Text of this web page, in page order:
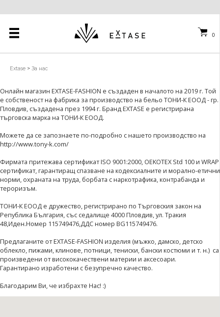
0
Extase >За нас
Онлайн магазин EXTASE-FASHION е създаден в началото на 2019 г. Той
е собственост на фабрика за производство на бельо ТОНИ-К ЕООД - гр.
Пловдив, създадена през 1994 г. Бранд EXTASE е регистрирана
търговска марка на ТОНИ-К ЕООД.
Можете да се запознаете по-подробно с нашето производство на
http://www.tony-k.com/
Фирмата притежава сертификат ISO 9001:2000, OEKOTEX Std 100 и WRAP
сертификат, гарантиращ спазване на кодексиалните и морално-етични
норми, охраната на труда, борбата с наркотрафика, контрабанда и
тероризъм.
ТОНИ-К ЕООД е дружество, регистрирано по Търговския закон на
Република България, със седалище 4000 Пловдив, ул. Тракия
48,Иден.Номер 115749476,ДДС номер BG115749476.
Предлаганите от EXTASE-FASHION изделия (мъжко, дамско, детско
облекло, пижами, клинове, потници, тениски, бански костюми и т. н.) са
произведени от висококачествени материи и аксесоари.
Гарантирано изработени с безупречно качество.
Благодарим Ви, че избрахте Нас! :)